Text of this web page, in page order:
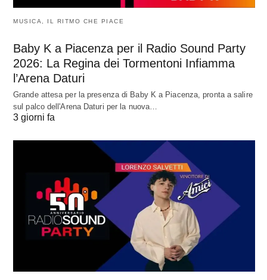
MUSICA, IL RITMO CHE PIACE
Baby K a Piacenza per il Radio Sound Party
2026: La Regina dei Tormentoni Infiamma
l’Arena Daturi
Grande attesa per la presenza di Baby K a Piacenza, pronta a salire
sul palco dell'Arena Daturi per la nuova…
3 giorni fa